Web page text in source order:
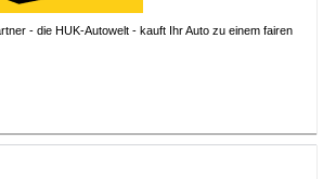
- die HUK-Autowelt - kauft Ihr Auto zu einem fairen